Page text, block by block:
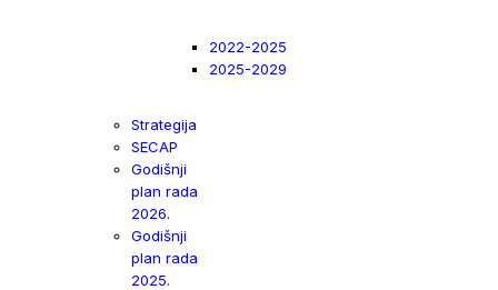
2022-2025
2025-2029
Strategija
SECAP
Godišnji
plan rada
2026.
Godišnji
plan rada
2025.